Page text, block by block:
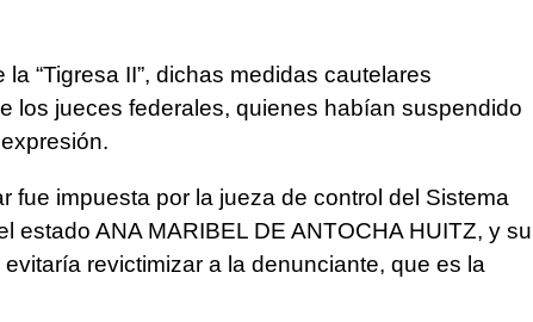
“Tigresa II”, dichas medidas cautelares
los jueces federales, quienes habían suspendido
fue impuesta por la jueza de control del Sistema
estado ANA MARIBEL DE ANTOCHA HUITZ, y su
revictimizar a la denunciante, que es la